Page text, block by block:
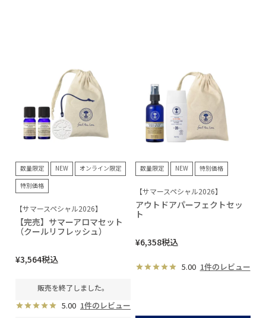
数量限定 NEW
オンライン限定
特別価格
【サマースペシャル2026】
【完売】サマーアロマセット
（クールリフレッシュ）
¥3,564税込
販売を終了しました。
5.00 1件のレビュー
数量限定 NEW 特別価格
【サマースペシャル2026】
アウトドアパーフェクトセッ
ト
¥6,358税込
5.00 1件のレビュー